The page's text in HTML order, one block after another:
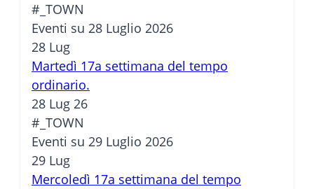
#_TOWN
Eventi su 28 Luglio 2026
28 Lug
Martedì 17a settimana del tempo
ordinario.
28 Lug 26
#_TOWN
Eventi su 29 Luglio 2026
29 Lug
Mercoledì 17a settimana del tempo